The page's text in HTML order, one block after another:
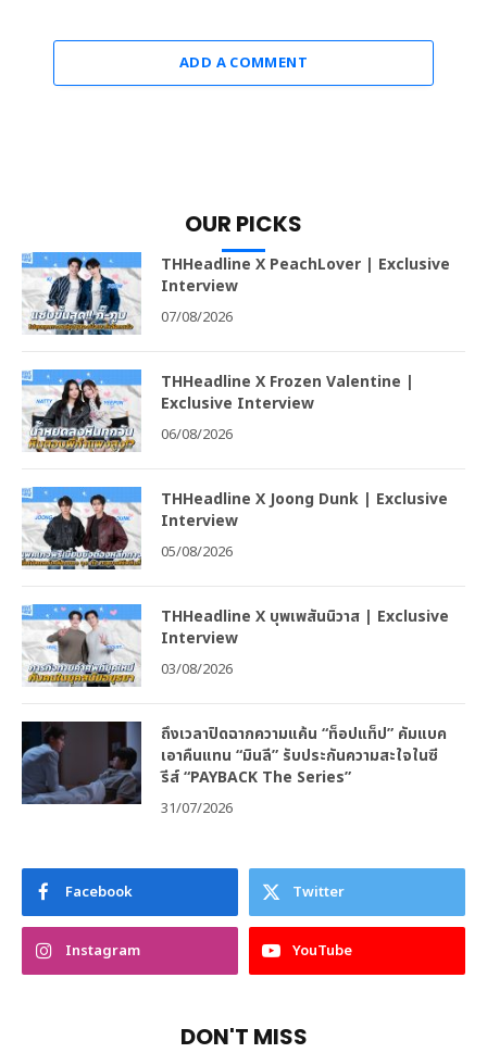
ADD A COMMENT
OUR PICKS
THHeadline X PeachLover | Exclusive
Interview
07/08/2026
THHeadline X Frozen Valentine |
Exclusive Interview
06/08/2026
THHeadline X Joong Dunk | Exclusive
Interview
05/08/2026
THHeadline X บุพเพสันนิวาส | Exclusive
Interview
03/08/2026
ถึงเวลาปิดฉากความแค้น “ท็อปแท็ป” คัมแบค
เอาคืนแทน “มินลี” รับประกันความสะใจในซี
รีส์ “PAYBACK The Series”
31/07/2026
Facebook Twitter
Instagram YouTube
DON'T MISS